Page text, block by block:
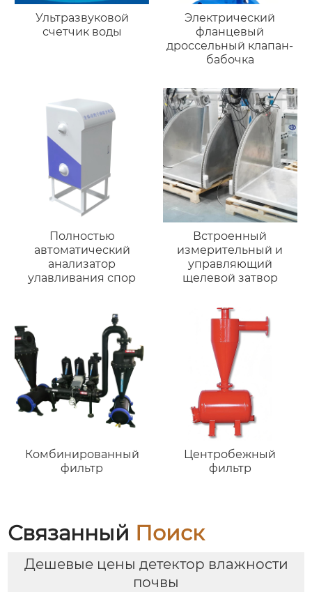
Ультразвуковой
счетчик воды
Электрический
фланцевый
дроссельный клапан-
бабочка
Полностью
автоматический
анализатор
улавливания спор
Встроенный
измерительный и
управляющий
щелевой затвор
Комбинированный
фильтр
Центробежный
фильтр
Связанный Поиск
Дешевые цены детектор влажности
почвы